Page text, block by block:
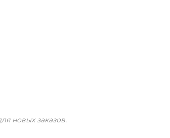
новых заказов.